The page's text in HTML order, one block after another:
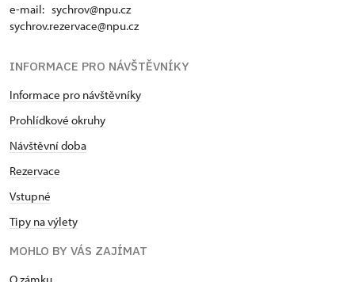
e-mail: sychrov@npu.cz
sychrov.rezervace@npu.cz
INFORMACE PRO NÁVŠTĚVNÍKY
Informace pro návštěvníky
Prohlídkové okruhy
Návštěvní doba
Rezervace
Vstupné
Tipy na výlety
MOHLO BY VÁS ZAJÍMAT